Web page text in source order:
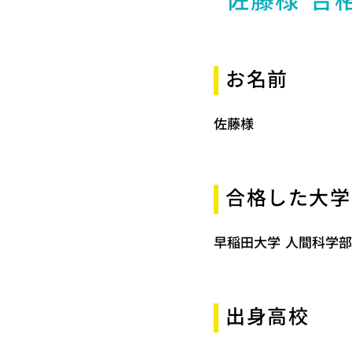
お名前
佐藤様
合格した大学
早稲田大学 人間科学部
出身高校